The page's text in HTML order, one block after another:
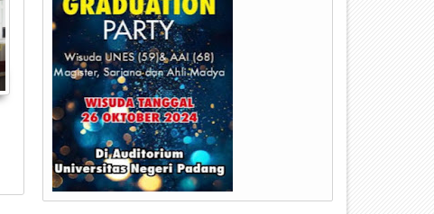
Wako Riza Falepi Ke Jakarta Bawa
3 Usulan Pembangunan Dengan
Dana Miliaran, Dan Direspon
Menteri PUPR